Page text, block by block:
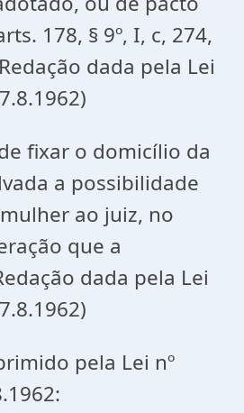
178, § 9º, I, c, 274,
dada pela Lei
fixar o domicílio da
a possibilidade
ao juiz, no
que a
dada pela Lei
pela Lei nº